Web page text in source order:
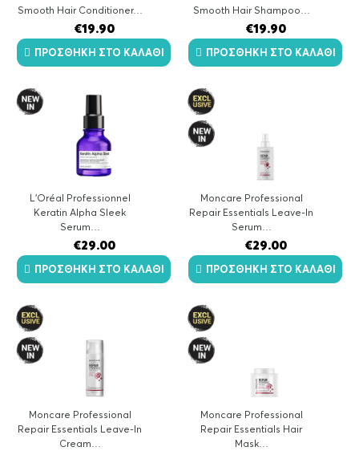
Smooth Hair Conditioner…
€19.90
ΠΡΟΣΘΉΚΗ ΣΤΟ ΚΑΛΆΘΙ
Smooth Hair Shampoo…
€19.90
ΠΡΟΣΘΉΚΗ ΣΤΟ ΚΑΛΆΘΙ
L'Oréal Professionnel
Keratin Alpha Sleek
Serum…
€29.00
ΠΡΟΣΘΉΚΗ ΣΤΟ ΚΑΛΆΘΙ
Moncare Professional
Repair Essentials Leave-In
Serum…
€29.00
ΠΡΟΣΘΉΚΗ ΣΤΟ ΚΑΛΆΘΙ
Moncare Professional
Repair Essentials Leave-In
Cream…
Moncare Professional
Repair Essentials Hair
Mask…